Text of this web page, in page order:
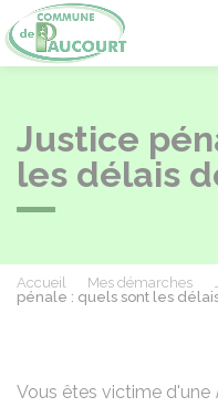
Justice
les délais
Accueil Mes démarches
pénale : quels sont les
Vous êtes victime d'une